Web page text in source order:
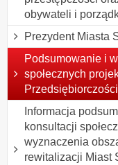
obywateli i
Prezydent Miasta
Podsumowanie i
społecznych
Informacja
konsultacji
wyznaczenia
rewitalizacji Miast